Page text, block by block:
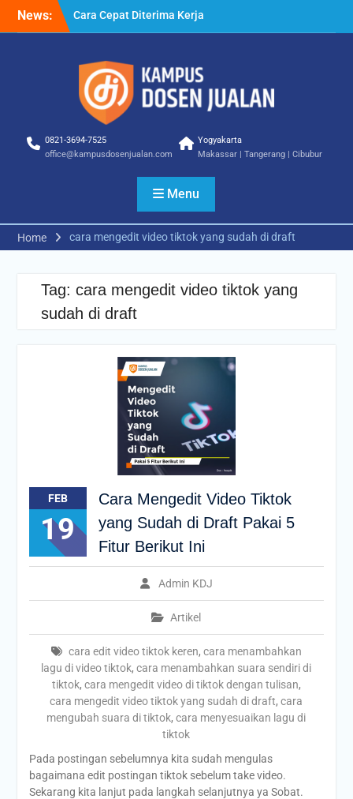
News:
Cara Cepat Diterima Kerja
– Tips Praktis yang Bisa
Cara Biar Dapat Pekerjaan
– Panduan Lengkap untuk
Pencari Kerja
Cara Dapat Pekerjaan –
Memperbesar Peluang
0821-3694-7525
office@kampusdosenjualan.com
Yogyakarta
Makassar | Tangerang | Cibubur
Menu
Home cara mengedit video tiktok yang sudah di draft
Tag: cara mengedit video tiktok yang
sudah di draft
FEB
19
Cara Mengedit Video Tiktok
yang Sudah di Draft Pakai 5
Fitur Berikut Ini
Admin KDJ
Artikel
cara edit video tiktok keren, cara menambahkan
lagu di video tiktok,cara menambahkan suara sendiri di
tiktok, cara mengedit video di tiktok dengan tulisan,
cara mengedit video tiktok yang sudah di draft,cara
mengubah suara di tiktok,cara menyesuaikan lagu di
tiktok
Pada postingan sebelumnya kita sudah mengulas
bagaimana edit postingan tiktok sebelum take video.
Sekarang kita lanjut pada langkah selanjutnya ya Sobat.